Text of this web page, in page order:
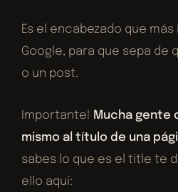
Es el encabezado que
Google, para que sepa de
o un post.
Importante! Mucha gente
mismo al título de una
sabes lo que es el title te
ello aquí: